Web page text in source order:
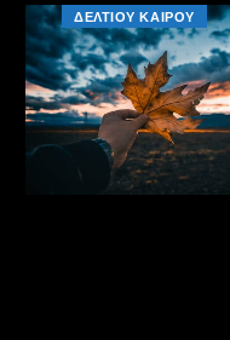
ΔΕΛΤΙΟΥ ΚΑΙΡΟΥ